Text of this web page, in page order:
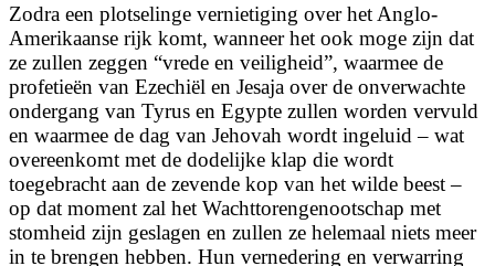
Zodra een plotselinge vernietiging over het Anglo-
Amerikaanse rijk komt, wanneer het ook moge zijn dat
ze zullen zeggen “vrede en veiligheid”, waarmee de
profetieën van Ezechiël en Jesaja over de onverwachte
ondergang van Tyrus en Egypte zullen worden vervuld
en waarmee de dag van Jehovah wordt ingeluid – wat
overeenkomt met de dodelijke klap die wordt
toegebracht aan de zevende kop van het wilde beest –
op dat moment zal het Wachttorengenootschap met
stomheid zijn geslagen en zullen ze helemaal niets meer
in te brengen hebben. Hun vernedering en verwarring